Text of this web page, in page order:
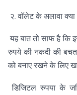
२. वॉलेट के अलावा क्या
यह बात तो साफ है कि
रुपये की नकदी की बचत
को बनाए रखने के लिए
डिजिटल रुपया के